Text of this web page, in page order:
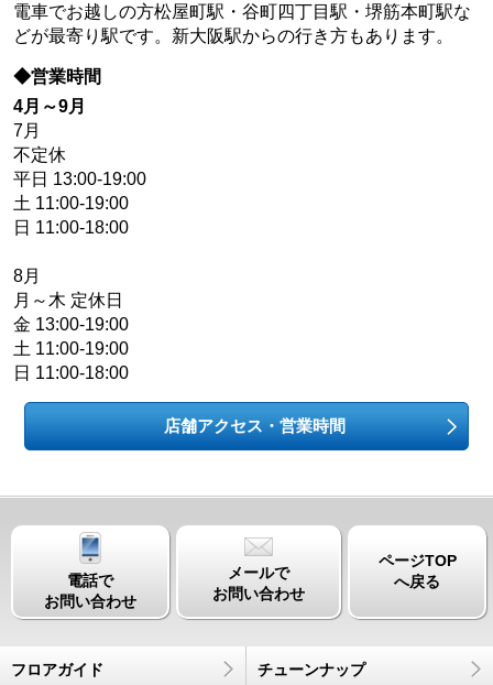
電車でお越しの方松屋町駅・谷町四丁目駅・堺筋本町駅な
どが最寄り駅です。新大阪駅からの行き方もあります。
◆営業時間
4月～9月
7月
不定休
平日 13:00-19:00
土 11:00-19:00
日 11:00-18:00
8月
月～木 定休日
金 13:00-19:00
土 11:00-19:00
日 11:00-18:00
店舗アクセス・営業時間
電話で
お問い合わせ
メールで
お問い合わせ
ページTOP
へ戻る
フロアガイド チューンナップ